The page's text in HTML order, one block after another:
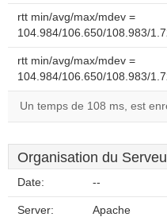
rtt min/avg/max/mdev =
104.984/106.650/108.983/
rtt min/avg/max/mdev =
104.984/106.650/108.983/
Un temps de 108 ms, est
Organisation du
Date: --
Server: Apache